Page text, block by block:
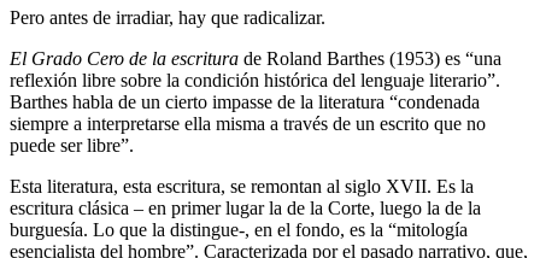
Pero antes de irradiar, hay que radicalizar.
El Grado Cero de la escritura de Roland Barthes (1953) es “una
reflexión libre sobre la condición histórica del lenguaje literario”.
Barthes habla de un cierto impasse de la literatura “condenada
siempre a interpretarse ella misma a través de un escrito que no
puede ser libre”.
Esta literatura, esta escritura, se remontan al siglo XVII. Es la
escritura clásica – en primer lugar la de la Corte, luego la de la
burguesía. Lo que la distingue-, en el fondo, es la “mitología
esencialista del hombre”. Caracterizada por el pasado narrativo, que,